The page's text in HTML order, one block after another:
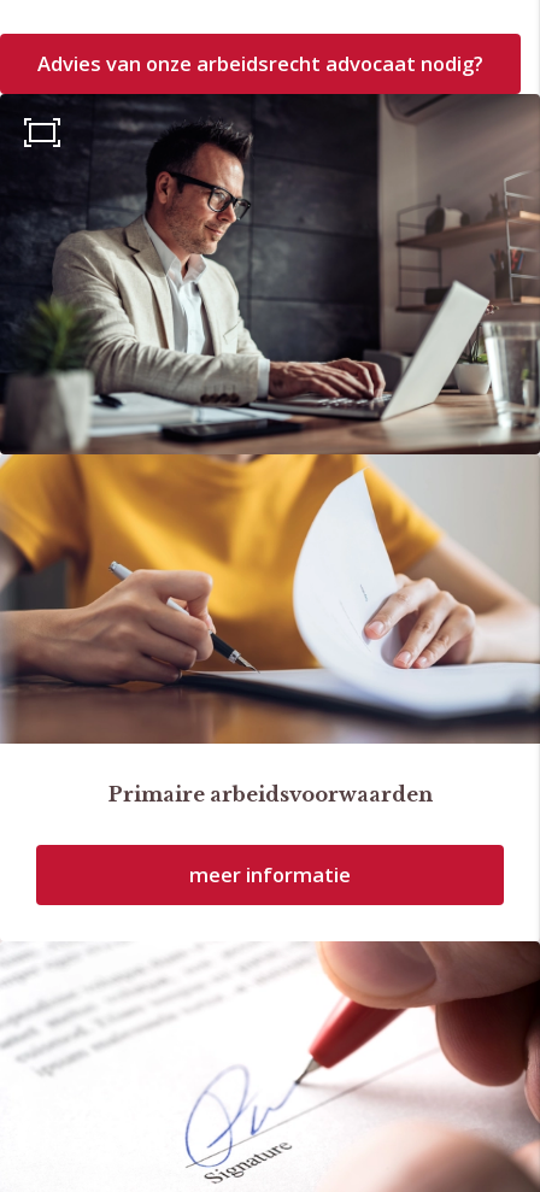
Advies van onze arbeidsrecht advocaat nodig?
Primaire arbeidsvoorwaarden
meer informatie